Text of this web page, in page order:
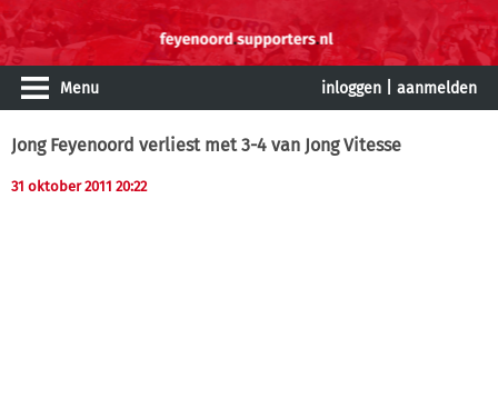
Menu inloggen aanmelden
Jong Feyenoord verliest met 3-4 van Jong Vitesse
31 oktober 2011 20:22